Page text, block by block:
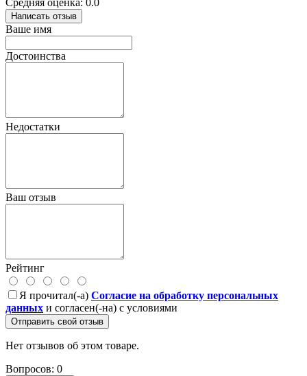
Средняя оценка: 0.0
Написать отзыв
Ваше имя
Достоинства
Недостатки
Ваш отзыв
Рейтинг
Я прочитал(-а) Согласие на обработку персональных
данных и согласен(-на) с условиями
Отправить свой отзыв
Нет отзывов об этом товаре.
Вопросов: 0